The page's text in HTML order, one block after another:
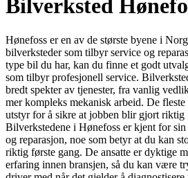
Bilverksted
Hønefoss er en av de største byene i
bilverksteder som tilbyr service og
type bil du har, kan du finne et godt
som tilbyr profesjonell service.
bredt spekter av tjenester, fra vanlig
mer kompleks mekanisk arbeid. De
utstyr for å sikre at jobben blir gjort riktig
Bilverkstedene i Hønefoss er kjent for sin
og reparasjon, noe som betyr at du kan
riktig første gang. De ansatte er dyktige
erfaring innen bransjen, så du kan være